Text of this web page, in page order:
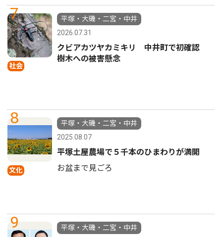
7
社会
平塚・大磯・二宮・中井
2026.07.31
クビアカツヤカミキリ 中井町で初確認
樹木への被害懸念
8
文化
平塚・大磯・二宮・中井
2025.08.07
平塚土屋農場で５千本のひまわりが満開
お盆まで見ごろ
9
平塚・大磯・二宮・中井